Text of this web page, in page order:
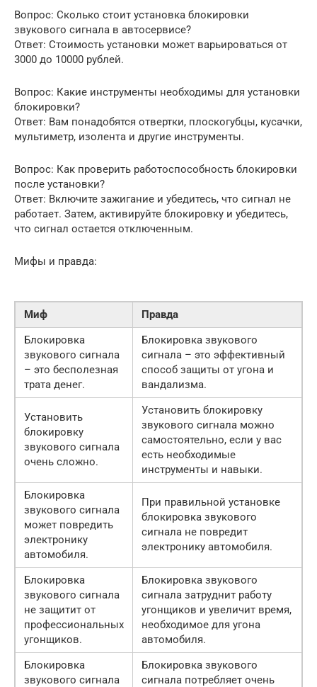
Вопрос: Сколько стоит установка блокировки
звукового сигнала в автосервисе?
Ответ: Стоимость установки может варьироваться от
3000 до 10000 рублей.
Вопрос: Какие инструменты необходимы для установки
блокировки?
Ответ: Вам понадобятся отвертки, плоскогубцы, кусачки,
мультиметр, изолента и другие инструменты.
Вопрос: Как проверить работоспособность блокировки
после установки?
Ответ: Включите зажигание и убедитесь, что сигнал не
работает. Затем, активируйте блокировку и убедитесь,
что сигнал остается отключенным.
Мифы и правда:
Миф
Правда
Блокировка
звукового сигнала
– это бесполезная
трата денег.
Блокировка звукового
сигнала – это эффективный
способ защиты от угона и
вандализма.
Установить
блокировку
звукового сигнала
очень сложно.
Установить блокировку
звукового сигнала можно
самостоятельно, если у вас
есть необходимые
инструменты и навыки.
Блокировка
звукового сигнала
может повредить
электронику
автомобиля.
При правильной установке
блокировка звукового
сигнала не повредит
электронику автомобиля.
Блокировка
звукового сигнала
не защитит от
профессиональных
угонщиков.
Блокировка звукового
сигнала затруднит работу
угонщиков и увеличит время,
необходимое для угона
автомобиля.
Блокировка
звукового сигнала
Блокировка звукового
сигнала потребляет очень